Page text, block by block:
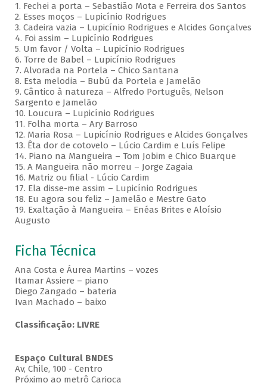
1. Fechei a porta – Sebastião Mota e Ferreira dos Santos
2. Esses moços – Lupicínio Rodrigues
3. Cadeira vazia – Lupicínio Rodrigues e Alcides Gonçalves
4. Foi assim – Lupicínio Rodrigues
5. Um favor / Volta – Lupicínio Rodrigues
6. Torre de Babel – Lupicínio Rodrigues
7. Alvorada na Portela – Chico Santana
8. Esta melodia – Bubú da Portela e Jamelão
9. Cântico à natureza – Alfredo Português, Nelson
Sargento e Jamelão
10. Loucura – Lupicínio Rodrigues
11. Folha morta – Ary Barroso
12. Maria Rosa – Lupicínio Rodrigues e Alcides Gonçalves
13. Êta dor de cotovelo – Lúcio Cardim e Luís Felipe
14. Piano na Mangueira – Tom Jobim e Chico Buarque
15. A Mangueira não morreu – Jorge Zagaia
16. Matriz ou filial - Lúcio Cardim
17. Ela disse-me assim – Lupicínio Rodrigues
18. Eu agora sou feliz – Jamelão e Mestre Gato
19. Exaltação à Mangueira – Enéas Brites e Aloísio
Augusto
Ficha Técnica
Ana Costa e Áurea Martins – vozes
Itamar Assiere – piano
Diego Zangado – bateria
Ivan Machado – baixo
Classificação: LIVRE
Espaço Cultural BNDES
Av, Chile, 100 - Centro
Próximo ao metrô Carioca